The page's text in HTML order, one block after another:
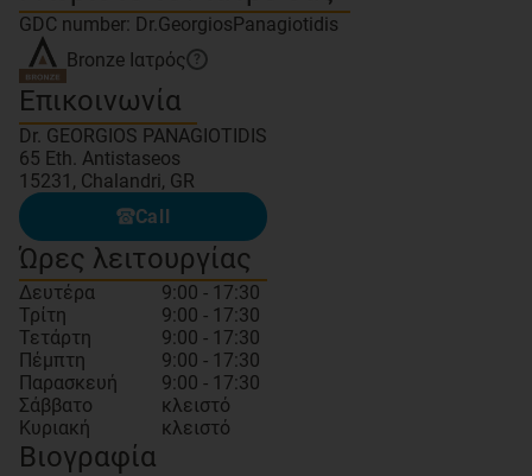
GDC number: Dr.GeorgiosPanagiotidis
Bronze Ιατρός ?
Επικοινωνία
Dr. GEORGIOS PANAGIOTIDIS
65 Eth. Antistaseos
15231, Chalandri, GR
Call
Ώρες λειτουργίας
Δευτέρα
9:00 - 17:30
Τρίτη
9:00 - 17:30
Τετάρτη
9:00 - 17:30
Πέμπτη
9:00 - 17:30
Παρασκευή
9:00 - 17:30
Σάββατο
κλειστό
Κυριακή
κλειστό
Βιογραφία